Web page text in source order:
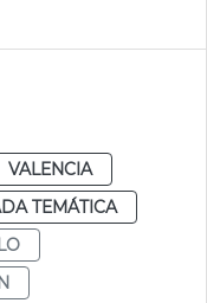
VALENCIA
TEMÁTICA